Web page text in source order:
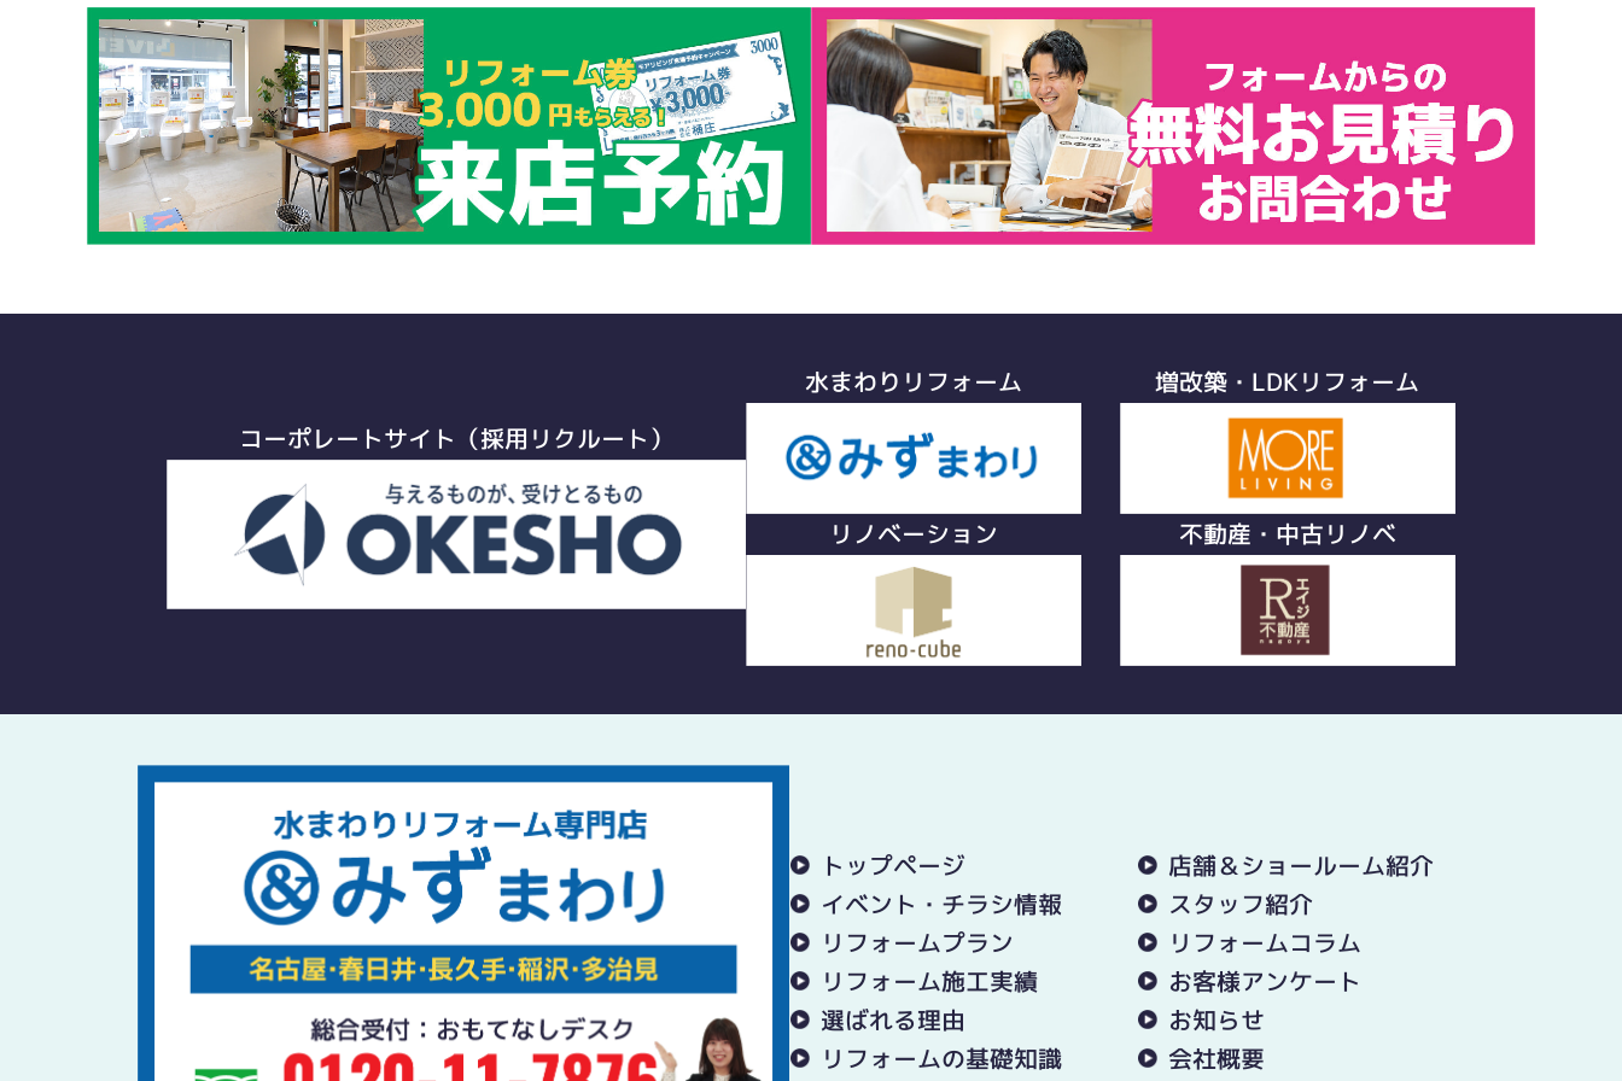
コーポレートサイト（採用リクルート）
水まわりリフォーム 増改築・LDKリフォーム
リノベーション 不動産・中古リノベ
トップページ
店舗＆ショールーム紹介
イベント・チラシ情報
スタッフ紹介
リフォームプラン
リフォームコラム
リフォーム施工実績
お客様アンケート
選ばれる理由
お知らせ
リフォームの基礎知識
会社概要